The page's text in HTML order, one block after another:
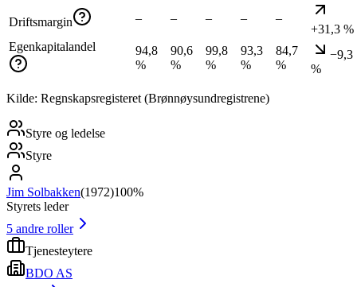
Driftsmargin – – – –
–
+31,3 %
Egenkapitalandel
94,8
%
90,6
%
99,8
%
93,3
%
84,7
%
−9,3
%
Kilde: Regnskapsregisteret (Brønnøysundregistrene)
Styre og ledelse
Styre
Jim Solbakken(1972)100%
Styrets leder
5 andre roller
Tjenesteytere
BDO AS